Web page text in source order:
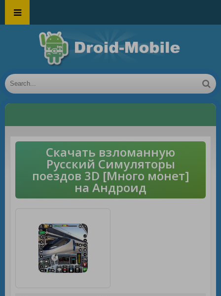
Скачать взломанную
Русский Симуляторы
поездов 3D [Много монет]
на Андроид